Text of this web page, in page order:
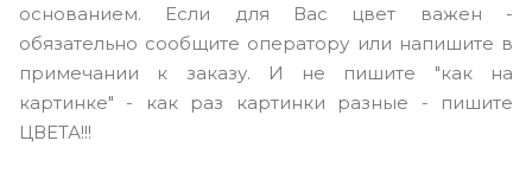
основанием. Если для Вас цвет важен -
обязательно сообщите оператору или напишите в
примечании к заказу. И не пишите "как на
картинке" - как раз картинки разные - пишите
ЦВЕТА!!!